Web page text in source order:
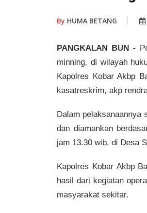
By HUMA BETANG
PANGKALAN BUN -
minning, di wilayah
Kapolres Kobar Akbp
kasatreskrim, akp
Dalam pelaksanaannya
dan diamankan
jam 13.30 wib, di Desa
Kapolres Kobar Akbp
hasil dari kegiatan
masyarakat sekitar.